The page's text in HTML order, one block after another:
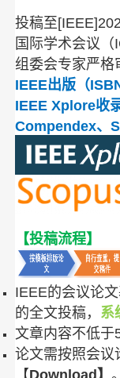
投稿至
国际学术会议（
组委会专家严格
IEEE出版（
IEEE Xplore收录
Compendex、
【投稿流程】
IEEE的会议论
的全文投稿， 系
文章内容不低于5
论文需按照会议
【Download】 。